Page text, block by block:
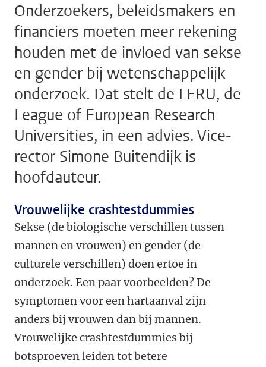
Onderzoekers, beleidsmakers en
financiers moeten meer rekening
houden met de invloed van sekse
en gender bij wetenschappelijk
onderzoek. Dat stelt de LERU, de
League of European Research
Universities, in een advies. Vice-
rector Simone Buitendijk is
hoofdauteur.
Vrouwelijke crashtestdummies
Sekse (de biologische verschillen tussen
mannen en vrouwen) en gender (de
culturele verschillen) doen ertoe in
onderzoek. Een paar voorbeelden? De
symptomen voor een hartaanval zijn
anders bij vrouwen dan bij mannen.
Vrouwelijke crashtestdummies bij
botsproeven leiden tot betere